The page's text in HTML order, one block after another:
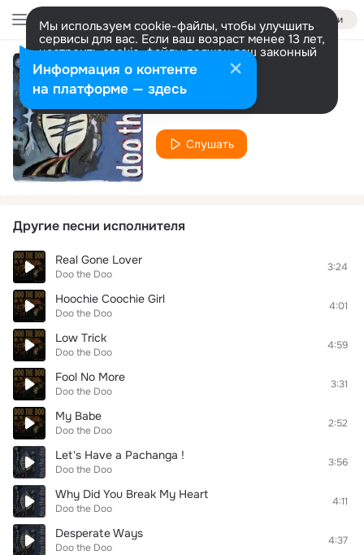
Войти
Мы используем cookie-файлы, чтобы улучшить
сервисы для вас. Если ваш возраст менее 13 лет,
настроить cookie-файлы должен ваш законный
представитель. Больше информации
Разрешить все Настроить
Break It Up, Baby
Doo the Doo
Слушать
Другие песни исполнителя
Real Gone Lover
Doo the Doo
3:24
Hoochie Coochie Girl
Doo the Doo
4:01
Low Trick
Doo the Doo
4:59
Fool No More
Doo the Doo
3:31
My Babe
Doo the Doo
2:52
Let's Have a Pachanga !
Doo the Doo
3:56
Why Did You Break My Heart
Doo the Doo
4:11
Desperate Ways
Doo the Doo
4:37
Информация о контенте
на платформе — здесь